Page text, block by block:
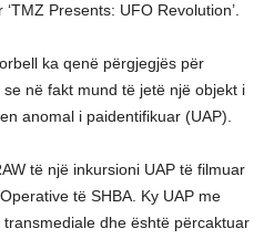
Presents: UFO Revolution’.
ka qenë përgjegjës për
në fakt mund të jetë një objekt i
anomal i paidentifikuar (UAP).
të një inkursioni UAP të filmuar
të SHBA. Ky UAP me
dhe është përcaktuar